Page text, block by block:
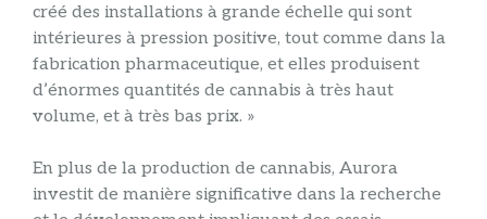
créé des installations à grande échelle qui sont
intérieures à pression positive, tout comme dans la
fabrication pharmaceutique, et elles produisent
d’énormes quantités de cannabis à très haut
volume, et à très bas prix. »
En plus de la production de cannabis, Aurora
investit de manière significative dans la recherche